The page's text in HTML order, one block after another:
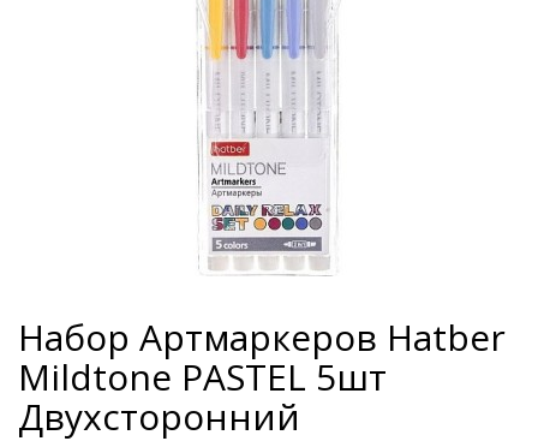
Набор Артмаркеров Hatber
Mildtone PASTEL 5шт
Двухсторонний